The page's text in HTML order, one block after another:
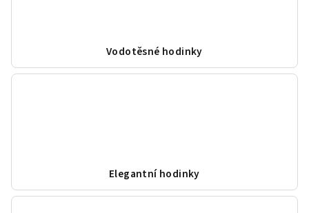
Vodotěsné hodinky
Elegantní hodinky